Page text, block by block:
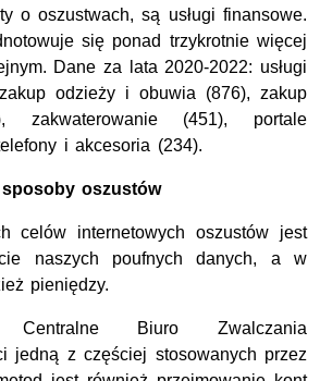
o oszustwach, są usługi finansowe.
się ponad trzykrotnie więcej
Dane za lata 2020-2022: usługi
odzieży i obuwia (876), zakup
zakwaterowanie (451), portale
i akcesoria (234).
oszustów
celów internetowych oszustów jest
naszych poufnych danych, a w
pieniędzy.
Biuro Zwalczania
jedną z częściej stosowanych przez